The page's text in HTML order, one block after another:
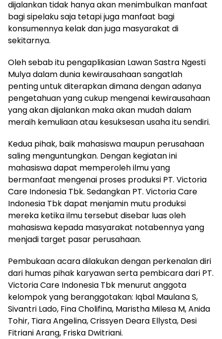
dijalankan tidak hanya akan menimbulkan manfaat
bagi sipelaku saja tetapi juga manfaat bagi
konsumennya kelak dan juga masyarakat di
sekitarnya.
Oleh sebab itu pengaplikasian Lawan Sastra Ngesti
Mulya dalam dunia kewirausahaan sangatlah
penting untuk diterapkan dimana dengan adanya
pengetahuan yang cukup mengenai kewirausahaan
yang akan dijalankan maka akan mudah dalam
meraih kemuliaan atau kesuksesan usaha itu sendiri.
Kedua pihak, baik mahasiswa maupun perusahaan
saling menguntungkan. Dengan kegiatan ini
mahasiswa dapat memperoleh ilmu yang
bermanfaat mengenai proses produksi PT. Victoria
Care Indonesia Tbk. Sedangkan PT. Victoria Care
Indonesia Tbk dapat menjamin mutu produksi
mereka ketika ilmu tersebut disebar luas oleh
mahasiswa kepada masyarakat notabennya yang
menjadi target pasar perusahaan.
Pembukaan acara dilakukan dengan perkenalan diri
dari humas pihak karyawan serta pembicara dari PT.
Victoria Care Indonesia Tbk menurut anggota
kelompok yang beranggotakan: Iqbal Maulana S,
Sivantri Lado, Fina Cholifina, Maristha Milesa M, Anida
Tohir, Tiara Angelina, Crissyen Deara Ellysta, Desi
Fitriani Arang, Friska Dwitriani.